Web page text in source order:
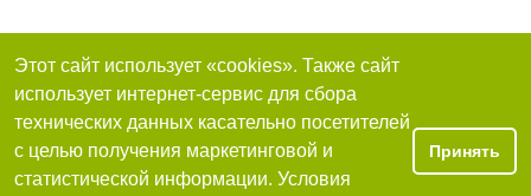
Этот сайт использует «cookies». Также сайт
использует интернет-сервис для сбора
технических данных касательно посетителей
с целью получения маркетинговой и
статистической информации. Условия
Принять